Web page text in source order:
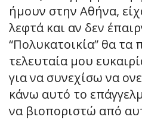
ήμουν στην Αθήνα,
λεφτά και αν δεν
“Πολυκατοικία” θα
τελευταία μου
για να συνεχίσω να
κάνω αυτό το
να βιοποριστώ από